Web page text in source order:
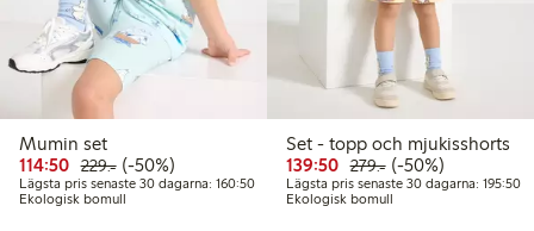
Mumin set
114:50 Rabatterat pris: 114,50 kr
229:-Ordinarie pris: 229,00 kr
50% rabatt
(-50%)
Lägsta pris senaste 30 dagarna: 160:50Lägsta pris senaste 30 dagarna: 160,50 kr
Ekologisk bomull
Set - topp och mjukisshorts
139:50 Rabatterat pris: 139,50
279:-Ordinarie pris:
50% rabatt
(-50%)
Lägsta pris senaste 30 dagarna: 195:50
Ekologisk bomull